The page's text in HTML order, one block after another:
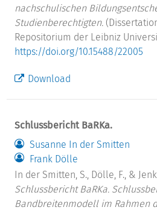
nachschulischen
Studienberechtigten.
Repositorium der Leibniz
https://doi.org/10.15488/22005
Download
Schlussbericht BaRKa.
Susanne In der Smitten
Frank Dölle
In der Smitten, S., Dölle, F., &
Schlussbericht BaRKa.
Bandbreitenmodell im Rahmen